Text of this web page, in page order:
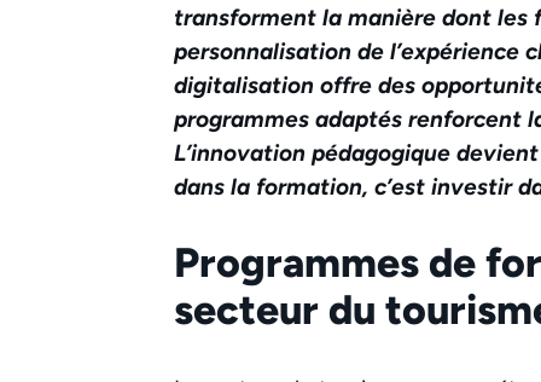
transforment la manière dont les
personnalisation de
digitalisation offre des
programmes adaptés renforcent
L’innovation pédagogique
dans la formation, c’est investir
Programmes de
secteur du